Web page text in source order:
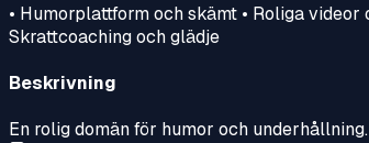
• Humorplattform och skämt • Roliga
Skrattcoaching och glädje
Beskrivning
En rolig domän för humor och